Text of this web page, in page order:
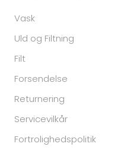
Vask
Uld og Filtning
Filt
Forsendelse
Returnering
Servicevilkår
Fortrolighedspolitik